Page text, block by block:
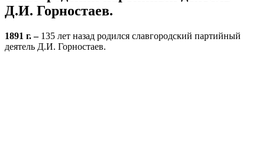
Д.И. Горностаев.
1891 г. – 135 лет назад родился славгородский партийный
деятель Д.И. Горностаев.